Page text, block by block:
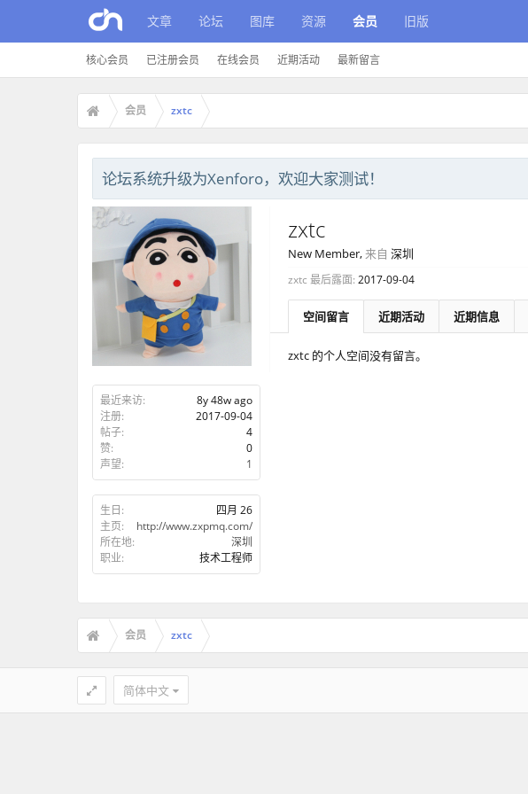
文章 论坛 图库 资源 会员
核心会员 已注册会员 在线会员 近期活动 最新留言
旧版
会员 zxtc
论坛系统升级为Xenforo，欢迎大家测试！
最近来访:
8y 48w ago
注册:
2017-09-04
帖子:
4
赞:
0
声望:
1
生日:
四月 26
主页:
http://www.zxpmq.com/
所在地:
深圳
职业:
技术工程师
zxtc
New Member,来自 深圳
zxtc 最后露面: 2017-09-04
空间留言 近期活动 近期信息
zxtc 的个人空间没有留言。
会员 zxtc
简体中文